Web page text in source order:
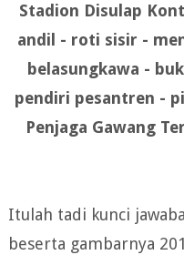
Stadion Disulap
andil - roti sisir -
belasungkawa -
pendiri pesantren -
Penjaga Gawang
Itulah tadi kunci
beserta gambarnya